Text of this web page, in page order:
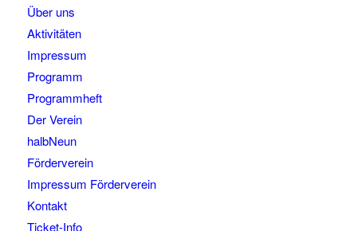
Über uns
Aktivitäten
Impressum
Programm
Programmheft
Der Verein
halbNeun
Förderverein
Impressum Förderverein
Kontakt
Ticket-Info